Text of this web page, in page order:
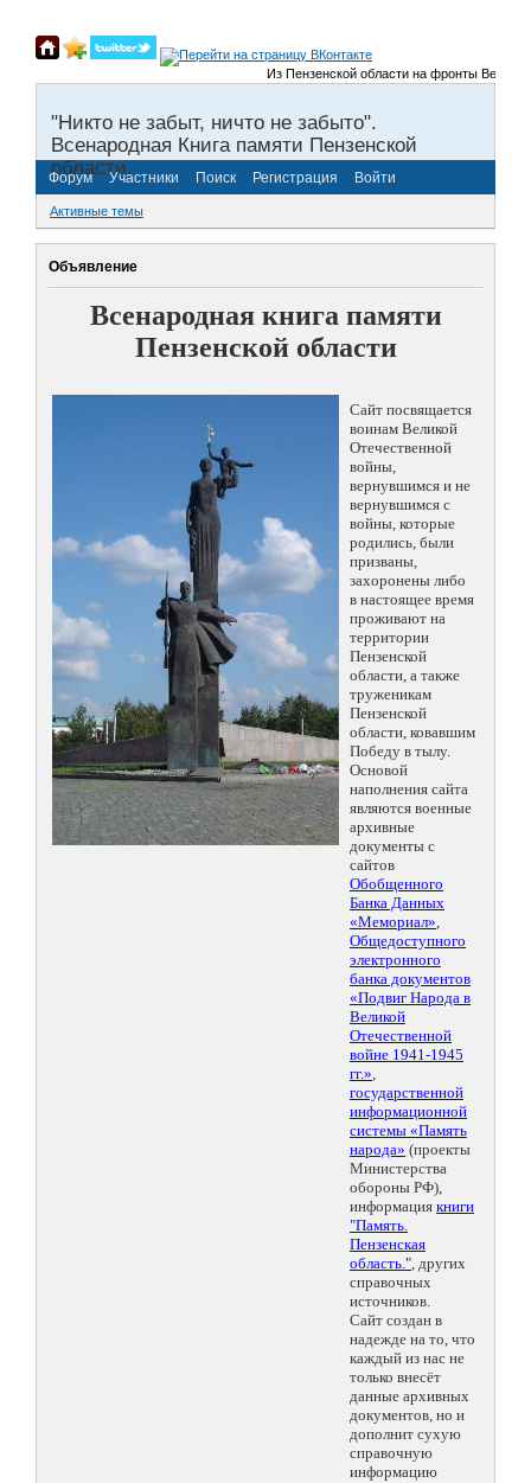
Из Пензенской области на фронты Великой
"Никто не забыт, ничто не забыто".
Всенародная Книга памяти Пензенской
области.
Форум Участники Поиск Регистрация Войти
Активные темы
Объявление
Всенародная книга памяти
Пензенской области
Сайт посвящается
воинам Великой
Отечественной
войны,
вернувшимся и не
вернувшимся с
войны, которые
родились, были
призваны,
захоронены либо
в настоящее время
проживают на
территории
Пензенской
области, а также
труженикам
Пензенской
области, ковавшим
Победу в тылу.
Основой
наполнения сайта
являются военные
архивные
документы с
сайтов
Обобщенного
Банка Данных
«Мемориал»,
Общедоступного
электронного
банка документов
«Подвиг Народа в
Великой
Отечественной
войне 1941-1945
гг.»,
государственной
информационной
системы «Память
народа» (проекты
Министерства
обороны РФ),
информация книги
"Память.
Пензенская
область.", других
справочных
источников.
Сайт создан в
надежде на то, что
каждый из нас не
только внесёт
данные архивных
документов, но и
дополнит сухую
справочную
информацию